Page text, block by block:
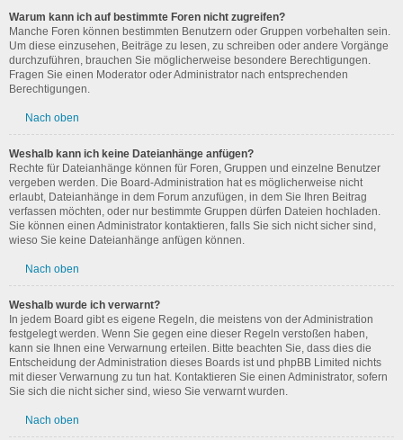
Warum kann ich auf bestimmte Foren nicht zugreifen?
Manche Foren können bestimmten Benutzern oder Gruppen vorbehalten sein.
Um diese einzusehen, Beiträge zu lesen, zu schreiben oder andere Vorgänge
durchzuführen, brauchen Sie möglicherweise besondere Berechtigungen.
Fragen Sie einen Moderator oder Administrator nach entsprechenden
Berechtigungen.
Nach oben
Weshalb kann ich keine Dateianhänge anfügen?
Rechte für Dateianhänge können für Foren, Gruppen und einzelne Benutzer
vergeben werden. Die Board-Administration hat es möglicherweise nicht
erlaubt, Dateianhänge in dem Forum anzufügen, in dem Sie Ihren Beitrag
verfassen möchten, oder nur bestimmte Gruppen dürfen Dateien hochladen.
Sie können einen Administrator kontaktieren, falls Sie sich nicht sicher sind,
wieso Sie keine Dateianhänge anfügen können.
Nach oben
Weshalb wurde ich verwarnt?
In jedem Board gibt es eigene Regeln, die meistens von der Administration
festgelegt werden. Wenn Sie gegen eine dieser Regeln verstoßen haben,
kann sie Ihnen eine Verwarnung erteilen. Bitte beachten Sie, dass dies die
Entscheidung der Administration dieses Boards ist und phpBB Limited nichts
mit dieser Verwarnung zu tun hat. Kontaktieren Sie einen Administrator, sofern
Sie sich die nicht sicher sind, wieso Sie verwarnt wurden.
Nach oben